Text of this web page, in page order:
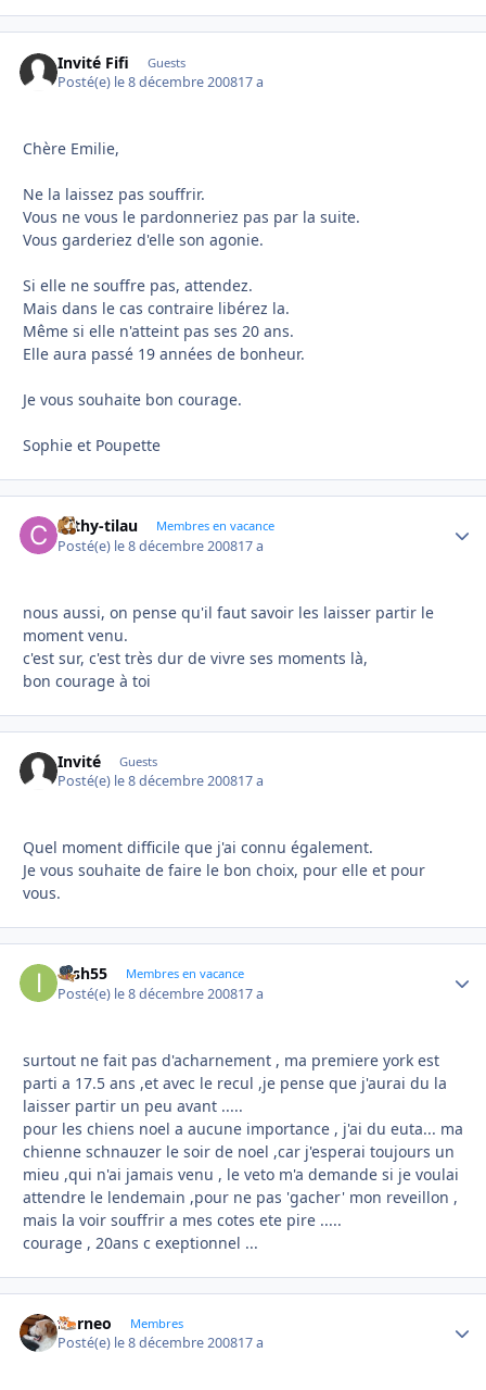
Invité Fifi Guests
Posté(e) le 8 décembre 200817 a
Chère Emilie,
Ne la laissez pas souffrir.
Vous ne vous le pardonneriez pas par la suite.
Vous garderiez d'elle son agonie.
Si elle ne souffre pas, attendez.
Mais dans le cas contraire libérez la.
Même si elle n'atteint pas ses 20 ans.
Elle aura passé 19 années de bonheur.
Je vous souhaite bon courage.
Sophie et Poupette
cathy-tilau Membres en vacance
Posté(e) le 8 décembre 200817 a
nous aussi, on pense qu'il faut savoir les laisser partir le
moment venu.
c'est sur, c'est très dur de vivre ses moments là,
bon courage à toi
Invité Guests
Posté(e) le 8 décembre 200817 a
Quel moment difficile que j'ai connu également.
Je vous souhaite de faire le bon choix, pour elle et pour
vous.
irish55 Membres en vacance
Posté(e) le 8 décembre 200817 a
surtout ne fait pas d'acharnement , ma premiere york est
parti a 17.5 ans ,et avec le recul ,je pense que j'aurai du la
laisser partir un peu avant .....
pour les chiens noel a aucune importance , j'ai du euta... ma
chienne schnauzer le soir de noel ,car j'esperai toujours un
mieu ,qui n'ai jamais venu , le veto m'a demande si je voulai
attendre le lendemain ,pour ne pas 'gacher' mon reveillon ,
mais la voir souffrir a mes cotes ete pire .....
courage , 20ans c exeptionnel ...
borneo Membres
Posté(e) le 8 décembre 200817 a